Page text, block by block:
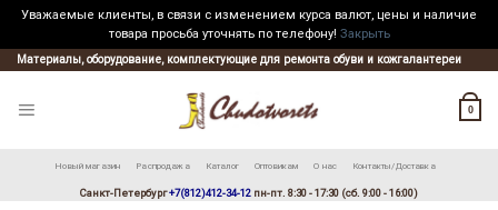
Уважаемые клиенты, в связи с изменением курса валют, цены и наличие
товара просьба уточнять по телефону! Закрыть
Skip
to
Материалы, оборудование, комплектующие для ремонта обуви и кожгалантереи
0
Новый магазин Распродажа Каталог Оптовикам О нас Контакты/Доставка
Санкт-Петербург+7(812)412-34-12 пн-пт. 8:30 - 17:30 (сб. 9:00 - 16:00)